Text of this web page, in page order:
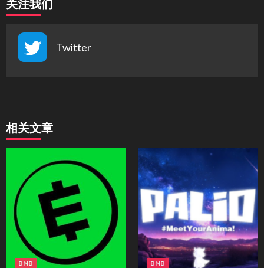
关注我们
Twitter
相关文章
BNB BNB